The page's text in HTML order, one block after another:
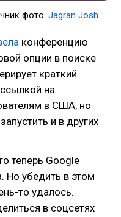
фото: Jagran Josh
конференцию
опции в поиске
краткий
на
в США, но
и в других
теперь Google
Но убедить в этом
то удалось.
в соцсетях